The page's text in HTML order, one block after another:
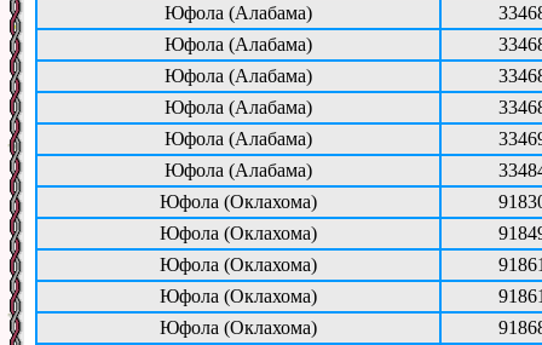
Юфола (Алабама)
Юфола (Алабама)
Юфола (Алабама)
Юфола (Алабама)
Юфола (Алабама)
Юфола (Алабама)
Юфола (Оклахома)
Юфола (Оклахома)
Юфола (Оклахома)
Юфола (Оклахома)
Юфола (Оклахома)